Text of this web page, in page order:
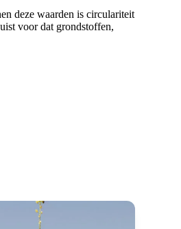
deze waarden is circulariteit
voor dat grondstoffen,